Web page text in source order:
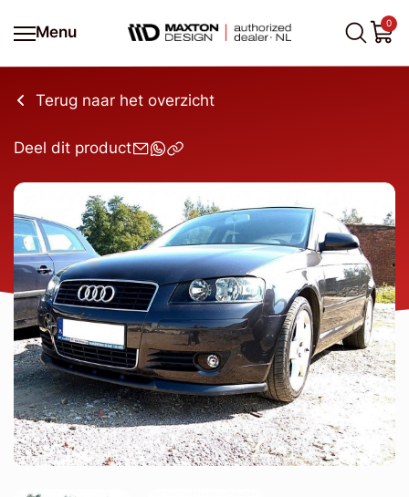
Menu
0
Terug naar het overzicht
Deel dit product